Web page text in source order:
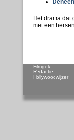
Het drama dat
met een
Filmgek
Redactie
Hollywoodwijzer